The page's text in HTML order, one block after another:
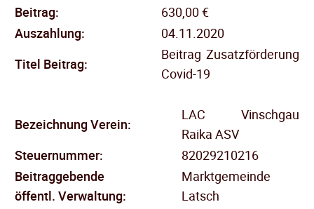
Beitrag:
630,00 €
Auszahlung:
04.11.2020
Titel Beitrag:
Beitrag Zusatzförderung
Covid-19
Bezeichnung Verein:
LAC Vinschgau
Raika ASV
Steuernummer:
82029210216
Beitraggebende
öffentl. Verwaltung:
Marktgemeinde
Latsch